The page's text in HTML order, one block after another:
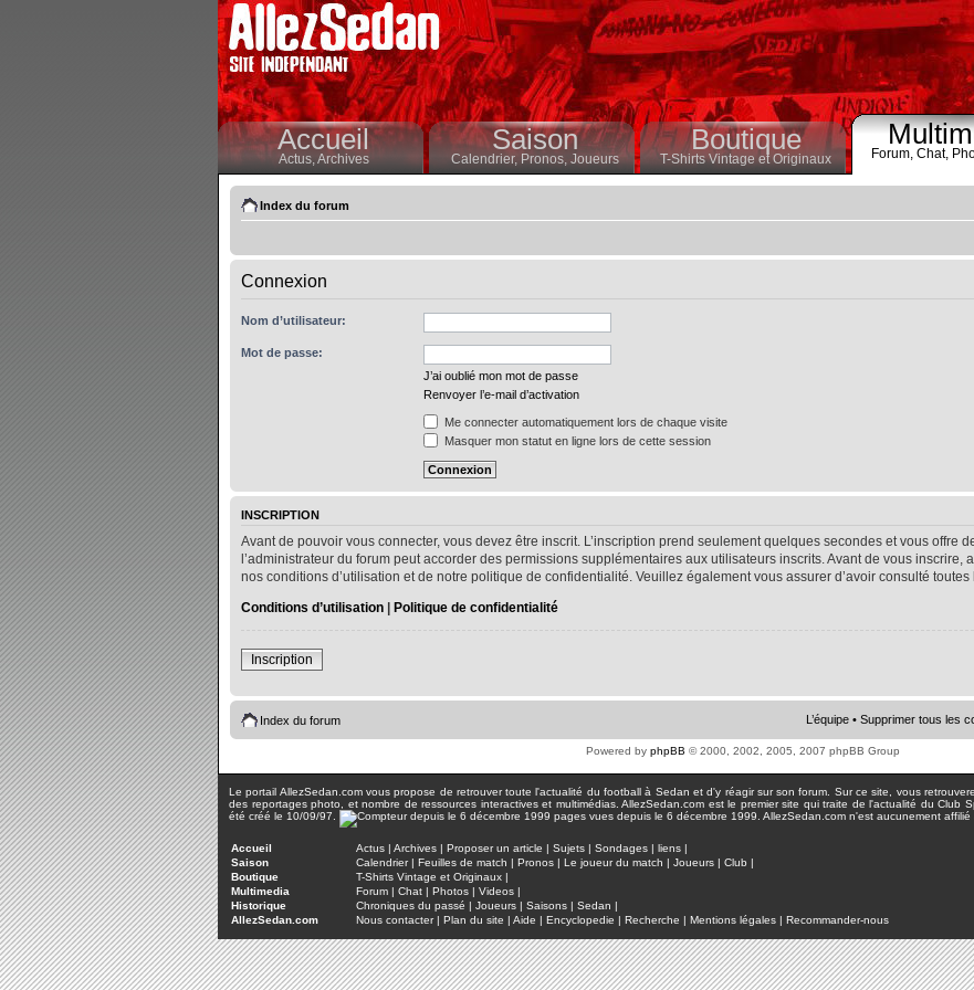
Accueil
Actus,Archives
Saison
Calendrier,Pronos, Joueurs
Boutique
T-Shirts Vintage et Originaux Forum, Chat,
Index du forum
Connexion
Nom d’utilisateur:
Mot de passe:
J’ai oublié mon mot de passe
Renvoyer l’e-mail d’activation
Me connecter automatiquement lors de chaque visite
Masquer mon statut en ligne lors de cette session
INSCRIPTION
Avant de pouvoir vous connecter, vous devez être inscrit. L’inscription prend seulement quelques secondes et vous offre
l’administrateur du forum peut accorder des permissions supplémentaires aux utilisateurs inscrits. Avant de vous inscrire,
nos conditions d’utilisation et de notre politique de confidentialité. Veuillez également vous assurer d’avoir consulté toutes
Conditions d’utilisation | Politique de confidentialité
Inscription
Index du forum L’équipe • Supprimer tous les
Powered by phpBB © 2000, 2002, 2005, 2007 phpBB Group
Le portail AllezSedan.com vous propose de retrouver toute l'actualité du football à Sedan et d'y réagir sur son forum. Sur ce site, vous
des reportages photo, et nombre de ressources interactives et multimédias. AllezSedan.com est le premier site qui traite de l'actualité du Club
été créé le 10/09/97.
pages vues depuis le 6 décembre 1999. AllezSedan.com n'est aucunement
Accueil Actus | Archives | Proposer un article | Sujets | Sondages | liens |
Saison
Calendrier| Feuilles de match | Pronos | Le joueur du match | Joueurs | Club |
Boutique
T-Shirts Vintage et Originaux |
Multimedia
Forum | Chat | Photos | Videos |
Historique
Chroniques du passé | Joueurs | Saisons | Sedan |
AllezSedan.com
Nous contacter| Plan du site | Aide | Encyclopedie | Recherche | Mentions légales | Recommander-nous